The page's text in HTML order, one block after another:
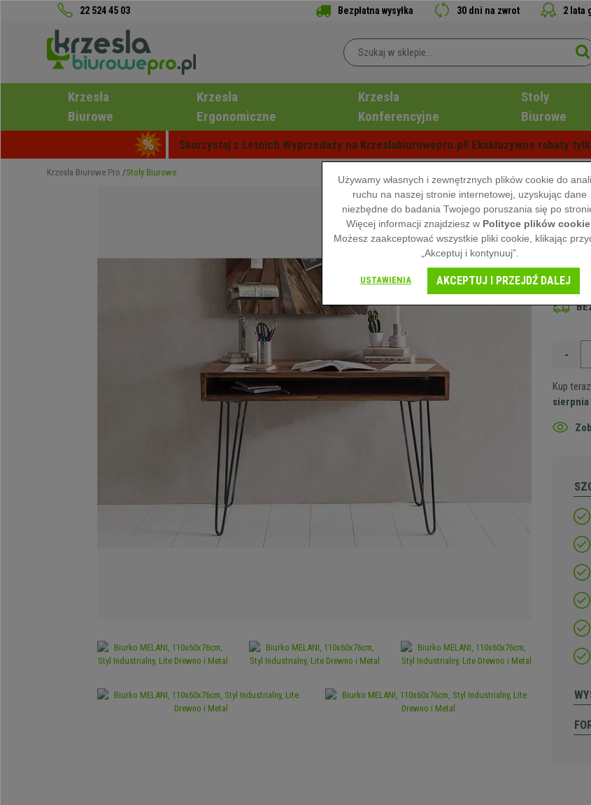
22 524 45 03 Bezpłatna wysyłka 30 dni na zwrot 2 lata
Krzesła
Biurowe
Krzesła
Ergonomiczne
Krzesła
Konferencyjne
Stoły
Biurowe
Skorzystaj z Letnich Wyprzedaży na Krzeslabiurowepro.pl! Ekskluzywne rabaty
Krzesła Biurowe Pro Stoły Biurowe
2.319,00
-
Kup
sierpnia
Używamy własnych i zewnętrznych plików cookie do
ruchu na naszej stronie internetowej, uzyskując dane
niezbędne do badania Twojego poruszania się po
Więcej informacji znajdziesz w Polityce plików cookie
Możesz zaakceptować wszystkie pliki cookie, klikając
„Akceptuj i kontynuuj”.
USTAWIENIA AKCEPTUJ I PRZEJDŹ DALEJ